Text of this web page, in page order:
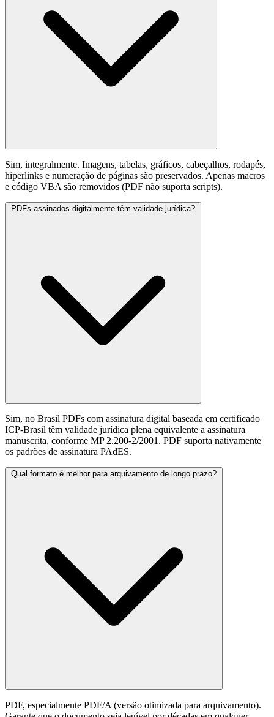
Sim, integralmente. Imagens, tabelas, gráficos, cabeçalhos, rodapés,
hiperlinks e numeração de páginas são preservados. Apenas macros
e código VBA são removidos (PDF não suporta scripts).
PDFs assinados digitalmente têm validade jurídica?
Sim, no Brasil PDFs com assinatura digital baseada em certificado
ICP-Brasil têm validade jurídica plena equivalente a assinatura
manuscrita, conforme MP 2.200-2/2001. PDF suporta nativamente
os padrões de assinatura PAdES.
Qual formato é melhor para arquivamento de longo prazo?
PDF, especialmente PDF/A (versão otimizada para arquivamento).